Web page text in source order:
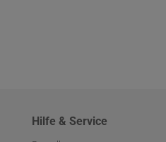
Hilfe & Service